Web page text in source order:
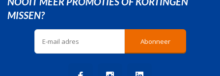
MISSEN?
Abonneer